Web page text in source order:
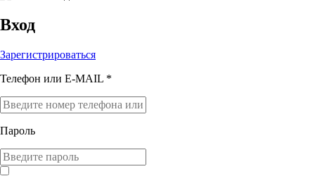
Вход
Зарегистрироваться
Телефон или E-MAIL *
Пароль